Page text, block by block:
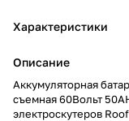
Характеристики
Описание
Аккумуляторная
съемная 60Вольт
электроскутеров Roof